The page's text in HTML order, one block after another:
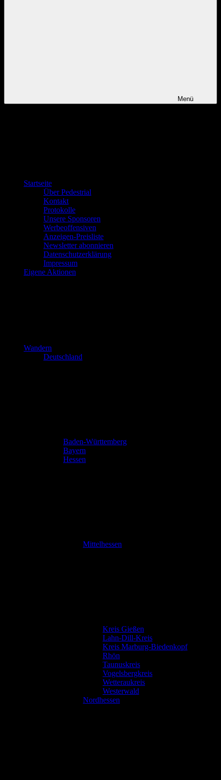
Menü
Startseite
Über Pedestrial
Kontakt
Protokolle
Unsere Sponsoren
Werbeoffensiven
Anzeigen-Preisliste
Newsletter abonnieren
Datenschutzerklärung
Impressum
Eigene Aktionen
Wandern
Deutschland
Baden-Württemberg
Bayern
Hessen
Mittelhessen
Kreis Gießen
Lahn-Dill-Kreis
Kreis Marburg-Biedenkopf
Rhön
Taunuskreis
Vogelsbergkreis
Wetteraukreis
Westerwald
Nordhessen